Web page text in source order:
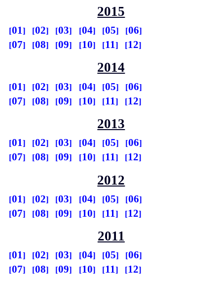
2015
01 02 03 04 05
06
07
08 09 10 11 12
2014
01 02 03 04 05
06
07
08 09 10 11 12
2013
01 02 03 04 05
06
07
08 09 10 11 12
2012
01 02 03 04 05
06
07
08 09 10 11 12
2011
01 02 03 04 05
06
07
08 09 10 11 12